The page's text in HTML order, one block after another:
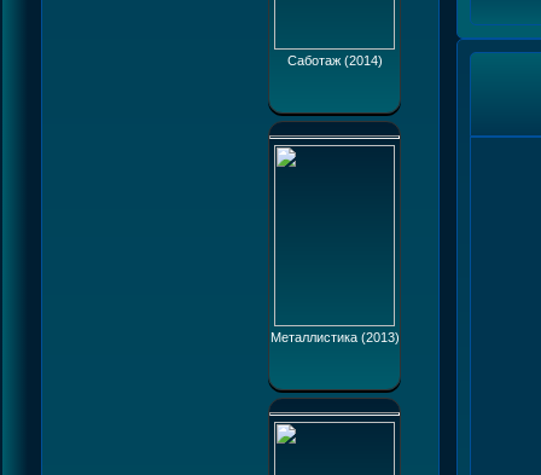
Саботаж (2014)
Металлистика (2013)